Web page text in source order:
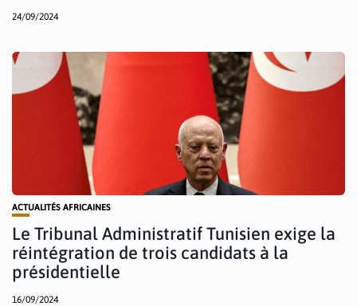
24/09/2024
ACTUALITÉS AFRICAINES
Le Tribunal Administratif Tunisien exige la
réintégration de trois candidats à la
présidentielle
16/09/2024